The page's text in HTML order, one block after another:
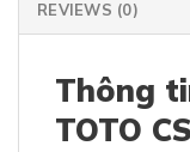
REVIEWS (0)
Thông
TOTO